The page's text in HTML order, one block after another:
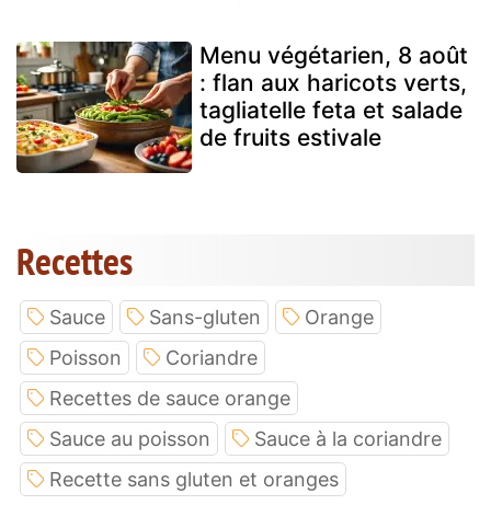
Menu végétarien, 8 août
: flan aux haricots verts,
tagliatelle feta et salade
de fruits estivale
Recettes
Sauce Sans-gluten
Orange
Poisson
Coriandre
Recettes de sauce orange
Sauce au poisson
Sauce à la coriandre
Recette sans gluten et oranges